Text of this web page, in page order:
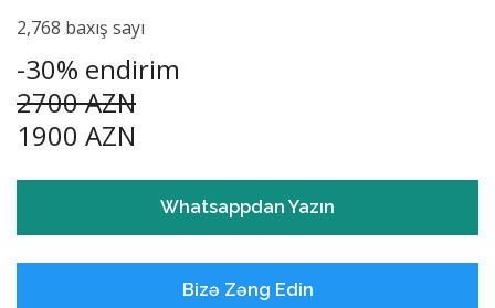
2,768 baxış sayı
-30% endirim
2700 AZN
1900 AZN
Whatsappdan Yazın
Bizə Zəng Edin